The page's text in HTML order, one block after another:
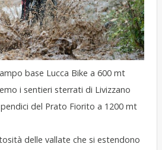
base Lucca Bike a 600 mt
i sentieri sterrati di Livizzano
del Prato Fiorito a 1200 mt
delle vallate che si estendono